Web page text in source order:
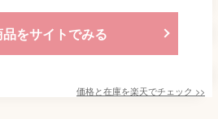
品をサイトでみる
価格と在庫を楽天でチェック >>